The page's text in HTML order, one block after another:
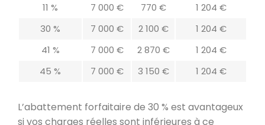
11 % 7 000 € 770 €
1 204 €
30 %
7 000 € 2 100 €
1 204 €
41 %
7 000 € 2 870 €
1 204 €
45 %
7 000 € 3 150 € 1 204 €
L’abattement forfaitaire de 30 % est avantageux
si vos charges réelles sont inférieures à ce